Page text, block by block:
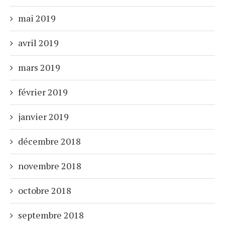
mai 2019
avril 2019
mars 2019
février 2019
janvier 2019
décembre 2018
novembre 2018
octobre 2018
septembre 2018